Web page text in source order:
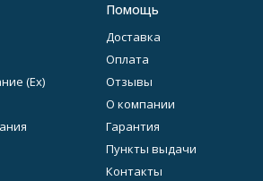
(Ex)
Помощь
Доставка
Оплата
Отзывы
О компании
Гарантия
Пункты выдачи
Контакты